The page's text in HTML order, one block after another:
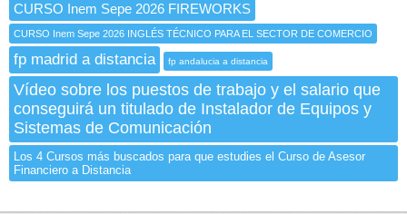
CURSO Inem Sepe 2026 FIREWORKS
CURSO Inem Sepe 2026 INGLÉS TÉCNICO PARA EL SECTOR DE COMERCIO
fp madrid a distancia fp andalucia a distancia
Vídeo sobre los puestos de trabajo y el salario que
conseguirá un titulado de Instalador de Equipos y
Sistemas de Comunicación
Los 4 Cursos más buscados para que estudies el Curso de Asesor
Financiero a Distancia